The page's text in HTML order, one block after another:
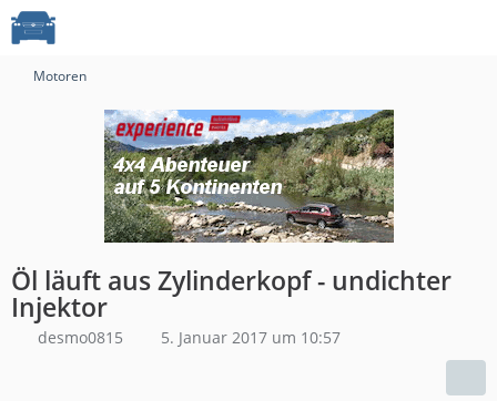
Motoren
Öl läuft aus Zylinderkopf - undichter
Injektor
desmo0815 5. Januar 2017 um 10:57